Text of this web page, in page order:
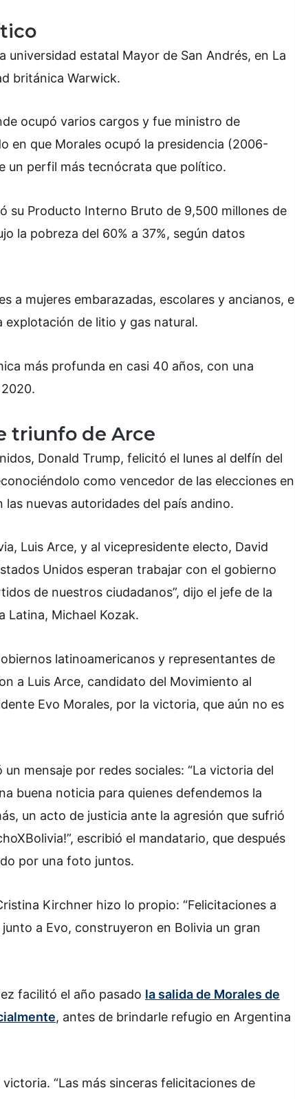
universidad estatal Mayor de San Andrés, en La
británica Warwick.
ocupó varios cargos y fue ministro de
en que Morales ocupó la presidencia (2006-
un perfil más tecnócrata que político.
su Producto Interno Bruto de 9,500 millones de
la pobreza del 60% a 37%, según datos
a mujeres embarazadas, escolares y ancianos, e
de litio y gas natural.
más profunda en casi 40 años, con una
triunfo de Arce
Donald Trump, felicitó el lunes al delfín del
como vencedor de las elecciones en
nuevas autoridades del país andino.
Luis Arce, y al vicepresidente electo, David
Unidos esperan trabajar con el gobierno
de nuestros ciudadanos”, dijo el jefe de la
Latina, Michael Kozak.
latinoamericanos y representantes de
a Luis Arce, candidato del Movimiento al
Evo Morales, por la victoria, que aún no es
mensaje por redes sociales: “La victoria del
buena noticia para quienes defendemos la
un acto de justicia ante la agresión que sufrió
escribió el mandatario, que después
por una foto juntos.
Kirchner hizo lo propio: “Felicitaciones a
a Evo, construyeron en Bolivia un gran
facilitó el año pasado la salida de Morales de
, antes de brindarle refugio en Argentina
“Las más sinceras felicitaciones de